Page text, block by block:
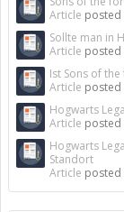
Article posted
Sollte man in
Article posted
Ist Sons of
Article posted
Hogwarts
Article posted
Hogwarts
Standort
Article posted